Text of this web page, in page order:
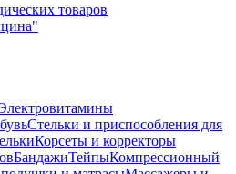
товаров
Стельки и приспособления для
Корсеты и корректоры
БандажиТейпыКомпрессионный